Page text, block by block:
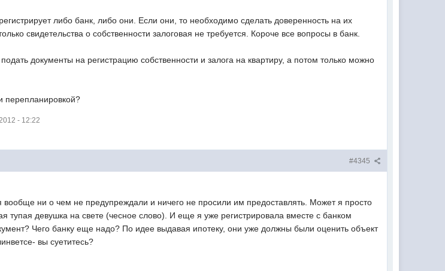
либо банк, либо они. Если они, то необходимо сделать доверенность на их
свидетельства о собственности залоговая не требуется. Короче все вопросы в банк.
документы на регистрацию собственности и залога на квартиру, а потом только можно
перепланировкой?
- 12:22
#4345
ни о чем не предупреждали и ничего не просили им предоставлять. Может я просто
тупая девушка на свете (чесное слово). И еще я уже регистрировала вместе с банком
Чего банку еще надо? По идее выдавая ипотеку, они уже должны были оценить объект
вы суетитесь?